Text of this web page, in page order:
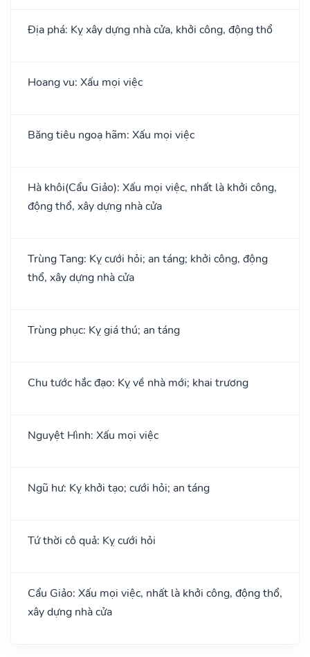
Địa phá: Kỵ xây dựng nhà cửa, khởi công, động thổ
Hoang vu: Xấu mọi việc
Băng tiêu ngoạ hãm: Xấu mọi việc
Hà khôi(Cẩu Giảo): Xấu mọi việc, nhất là khởi công,
động thổ, xây dựng nhà cửa
Trùng Tang: Kỵ cưới hỏi; an táng; khởi công, động
thổ, xây dựng nhà cửa
Trùng phục: Kỵ giá thú; an táng
Chu tước hắc đạo: Kỵ về nhà mới; khai trương
Nguyệt Hình: Xấu mọi việc
Ngũ hư: Kỵ khởi tạo; cưới hỏi; an táng
Tứ thời cô quả: Kỵ cưới hỏi
Cẩu Giảo: Xấu mọi việc, nhất là khởi công, động thổ,
xây dựng nhà cửa